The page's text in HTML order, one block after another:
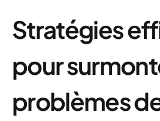
Stratégies
pour
problèmes